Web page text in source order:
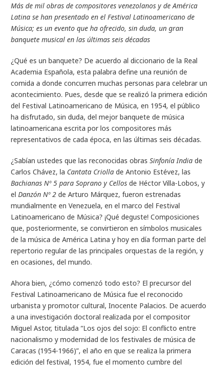
Más de mil obras de compositores venezolanos y de América
Latina se han presentado en el Festival Latinoamericano de
Música; es un evento que ha ofrecido, sin duda, un gran
banquete musical en las últimas seis décadas
¿Qué es un banquete? De acuerdo al diccionario de la Real
Academia Española, esta palabra define una reunión de
comida a donde concurren muchas personas para celebrar un
acontecimiento. Pues, desde que se realizó la primera edición
del Festival Latinoamericano de Música, en 1954, el público
ha disfrutado, sin duda, del mejor banquete de música
latinoamericana escrita por los compositores más
representativos de cada época, en las últimas seis décadas.
¿Sabían ustedes que las reconocidas obrasSinfonía India de
Carlos Chávez, la Cantata Criolla de Antonio Estévez, las
Bachianas Nº 5 para Soprano y Cellos de Héctor Villa-Lobos, y
elDanzón Nº 2 de Arturo Márquez, fueron estrenadas
mundialmente en Venezuela, en el marco del Festival
Latinoamericano de Música? ¡Qué deguste! Composiciones
que, posteriormente, se convirtieron en símbolos musicales
de la música de América Latina y hoy en día forman parte del
repertorio regular de las principales orquestas de la región, y
en ocasiones, del mundo.
Ahora bien, ¿cómo comenzó todo esto? El precursor del
Festival Latinoamericano de Música fue el reconocido
urbanista y promotor cultural, Inocente Palacios. De acuerdo
a una investigación doctoral realizada por el compositor
Miguel Astor, titulada “Los ojos del sojo: El conflicto entre
nacionalismo y modernidad de los festivales de música de
Caracas (1954-1966)”, el año en que se realiza la primera
edición del festival, 1954, fue el momento cumbre del